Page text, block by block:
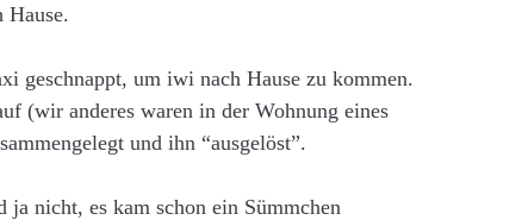
Hause.
geschnappt, um iwi nach Hause zu kommen.
(wir anderes waren in der Wohnung eines
und ihn “ausgelöst”.
nicht, es kam schon ein Sümmchen